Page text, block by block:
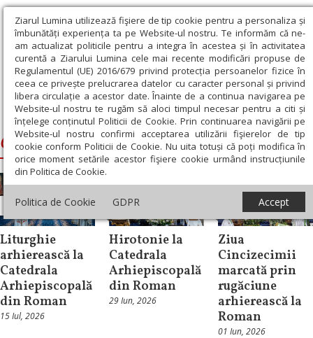
Ziarul Lumina utilizează fişiere de tip cookie pentru a personaliza și
îmbunătăți experiența ta pe Website-ul nostru. Te informăm că ne-
am actualizat politicile pentru a integra în acestea și în activitatea
curentă a Ziarului Lumina cele mai recente modificări propuse de
Regulamentul (UE) 2016/679 privind protecția persoanelor fizice în
ceea ce privește prelucrarea datelor cu caracter personal și privind
libera circulație a acestor date. Înainte de a continua navigarea pe
Website-ul nostru te rugăm să aloci timpul necesar pentru a citi și
înțelege conținutul Politicii de Cookie. Prin continuarea navigării pe
Website-ul nostru confirmi acceptarea utilizării fişierelor de tip
cookie conform Politicii de Cookie. Nu uita totuși că poți modifica în
orice moment setările acestor fişiere cookie urmând instrucțiunile
din Politica de Cookie.
Politica de Cookie GDPR Accept
Ziarul Lumina › Catedrala Arhiepiscopală din Roman
Catedrala Arhiepiscopală din Roman
Știri
Liturghie
arhierească la
Catedrala
Arhiepiscopală
din Roman
15 Iul, 2026
Știri
Hirotonie la
Catedrala
Arhiepiscopală
din Roman
29 Iun, 2026
Ziua
Cincizecimii
marcată prin
rugăciune
arhierească la
Roman
01 Iun, 2026